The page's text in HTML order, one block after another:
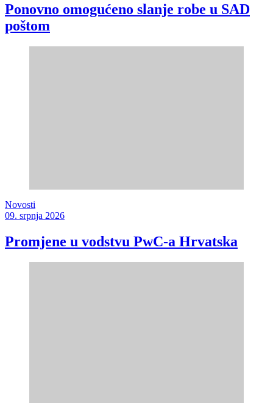
Ponovno omogućeno slanje robe u SAD
poštom
Novosti
09. srpnja 2026
Promjene u vodstvu PwC-a Hrvatska